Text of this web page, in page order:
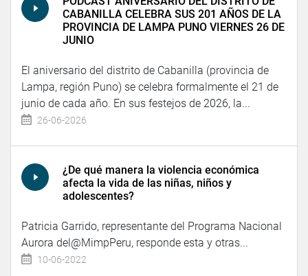
CABANILLA CELEBRA SUS 201 AÑOS DE LA
PROVINCIA DE LAMPA PUNO VIERNES 26 DE
JUNIO
El aniversario del distrito de Cabanilla (provincia de
Lampa, región Puno) se celebra formalmente el 21 de
junio de cada año. En sus festejos de 2026, la...
26-06-2026
¿De qué manera la violencia económica
afecta la vida de las niñas, niños y
adolescentes?
Patricia Garrido, representante del Programa Nacional
Aurora del@MimpPeru, responde esta y otras...
10-06-2022